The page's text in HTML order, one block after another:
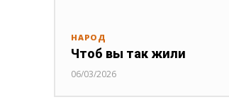
НАРОД
Чтоб вы так жили
06/03/2026